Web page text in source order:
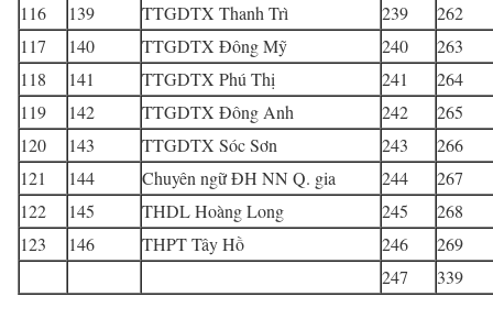
116
139 TTGDTX Thanh Trì 239
262
117
140 TTGDTX Đông Mỹ 240
263
118
141 TTGDTX Phú Thị 241
264
119
142 TTGDTX Đông Anh 242
265
120
143 TTGDTX Sóc Sơn 243
266
121
144 Chuyên ngữ ĐH NN Q. gia 244
267
122
145 THDL Hoàng Long 245
268
123
146 THPT Tây Hồ 246
269
247
339